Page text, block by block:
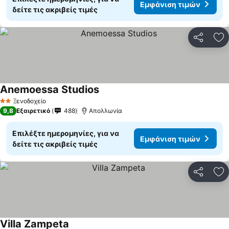
δείτε τις ακριβείς τιμές
Εμφάνιση τιμών
2 ΑστέριαΞενοδοχείο
Anemoessa Studios
9,8 Εξαιρετικό 488 Απολλωνία
Επιλέξτε ημερομηνίες, για να
δείτε τις ακριβείς τιμές
Εμφάνιση τιμών
Villa Zampeta